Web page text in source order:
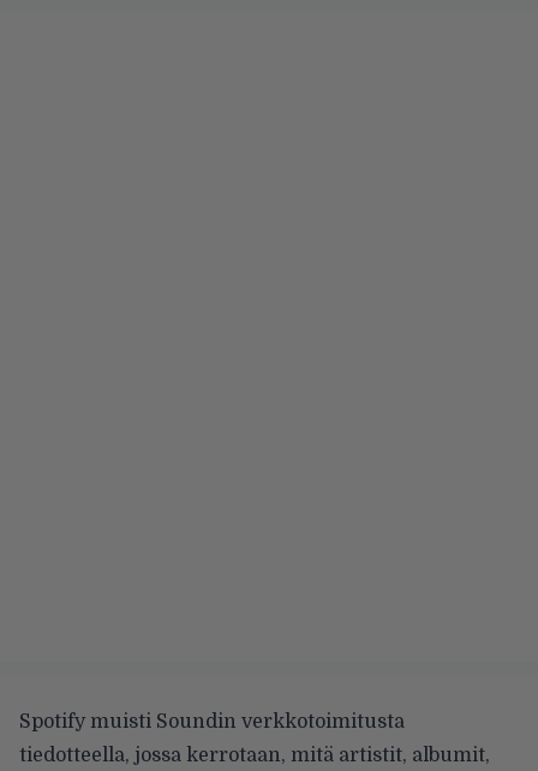
Spotify muisti Soundin verkkotoimitusta
tiedotteella, jossa kerrotaan, mitä artistit, albumit,